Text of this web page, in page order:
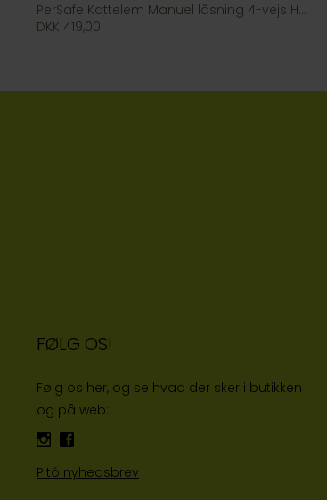
PerSafe Kattelem Manuel låsning 4-vejs Hvid
DKK 419,00
FØLG OS!
Følg os her, og se hvad der sker i butikken
og på web:
Pitó nyhedsbrev